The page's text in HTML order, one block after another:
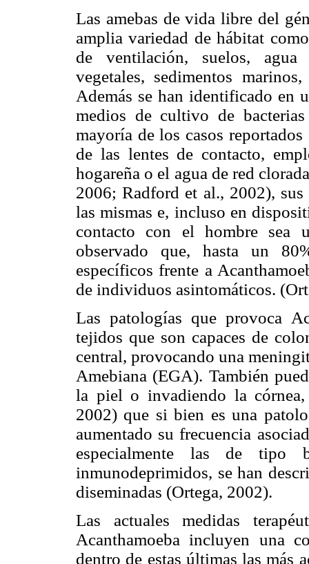
Las amebas de vida libre del
amplia variedad de hábitat
de ventilación, suelos, agua
vegetales, sedimentos
Además se han identificado en
medios de cultivo de
mayoría de los casos
de las lentes de contacto,
hogareña o el agua de red
2006; Radford et al., 2002),
las mismas e, incluso en
contacto con el hombre sea
observado que, hasta un
específicos frente a
de individuos asintomáticos.
Las patologías que provoca
tejidos que son capaces de
central, provocando una
Amebiana (EGA). También
la piel o invadiendo la córnea,
2002) que si bien es una
aumentado su frecuencia
especialmente las de tipo
inmunodeprimidos, se han
diseminadas (Ortega, 2002).
Las actuales medidas
Acanthamoeba incluyen una
dentro de estas últimas las más